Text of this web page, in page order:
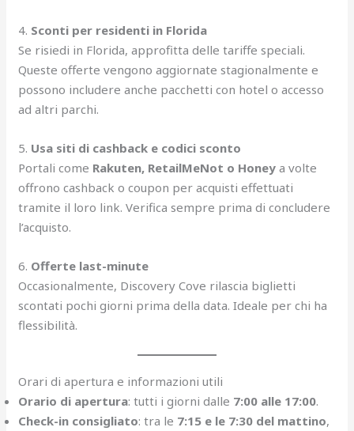
4. Sconti per residenti in Florida
Se risiedi in Florida, approfitta delle tariffe speciali.
Queste offerte vengono aggiornate stagionalmente e
possono includere anche pacchetti con hotel o accesso
ad altri parchi.
5. Usa siti di cashback e codici sconto
Portali come Rakuten, RetailMeNot o Honey a volte
offrono cashback o coupon per acquisti effettuati
tramite il loro link. Verifica sempre prima di concludere
l’acquisto.
6. Offerte last-minute
Occasionalmente, Discovery Cove rilascia biglietti
scontati pochi giorni prima della data. Ideale per chi ha
flessibilità.
Orari di apertura e informazioni utili
Orario di apertura: tutti i giorni dalle 7:00 alle 17:00.
Check-in consigliato: tra le 7:15 e le 7:30 del mattino,